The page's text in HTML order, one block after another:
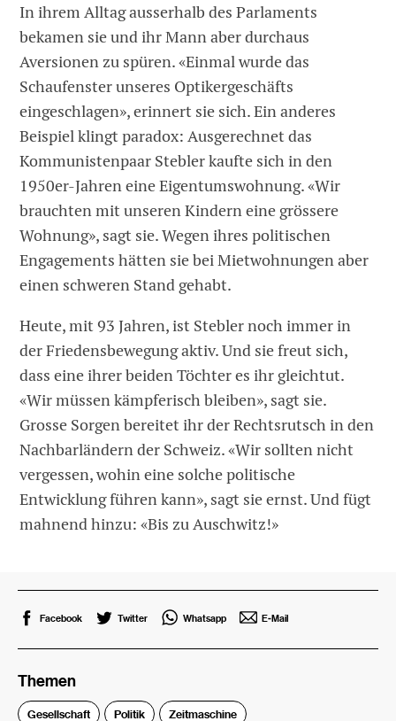
In ihrem Alltag ausserhalb des Parlaments
bekamen sie und ihr Mann aber durchaus
Aversionen zu spüren. «Einmal wurde das
Schaufenster unseres Optikergeschäfts
eingeschlagen», erinnert sie sich. Ein anderes
Beispiel klingt paradox: Ausgerechnet das
Kommunistenpaar Stebler kaufte sich in den
1950er-Jahren eine Eigentumswohnung. «Wir
brauchten mit unseren Kindern eine grössere
Wohnung», sagt sie. Wegen ihres politischen
Engagements hätten sie bei Mietwohnungen aber
einen schweren Stand gehabt.
Heute, mit 93 Jahren, ist Stebler noch immer in
der Friedensbewegung aktiv. Und sie freut sich,
dass eine ihrer beiden Töchter es ihr gleichtut.
«Wir müssen kämpferisch bleiben», sagt sie.
Grosse Sorgen bereitet ihr der Rechtsrutsch in den
Nachbarländern der Schweiz. «Wir sollten nicht
vergessen, wohin eine solche politische
Entwicklung führen kann», sagt sie ernst. Und fügt
mahnend hinzu: «Bis zu Auschwitz!»
Facebook Twitter Whatsapp E-Mail
Themen
Gesellschaft Politik Zeitmaschine